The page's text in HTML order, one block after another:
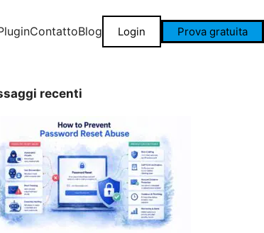
ContattoBlog Login Prova gratuita
recenti